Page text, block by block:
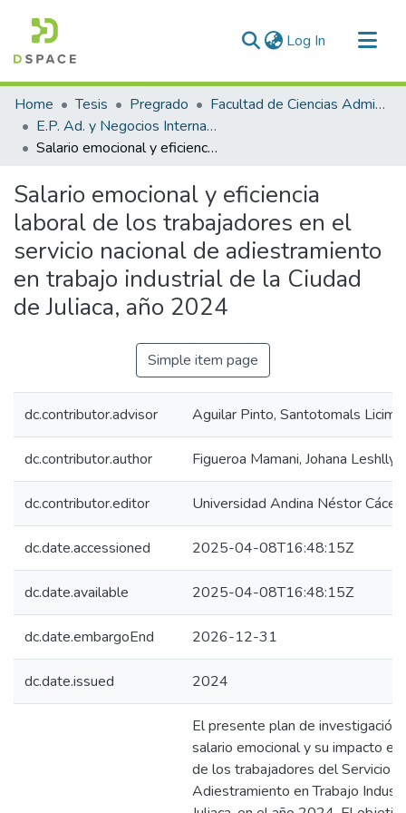
Log In (current)
Communities & Collections
All of DSpace
Statistics
Home Tesis Pregrado
Facultad de Ciencias Administrativas
E.P. Ad. y Negocios Internacionales
Salario emocional y eficiencia laboral de los trabajadores en el servicio nacional de adiestramiento en trabajo industrial de la Ciudad de Juliaca, año 2024
Salario emocional y eficiencia
laboral de los trabajadores en el
servicio nacional de adiestramiento
en trabajo industrial de la Ciudad
de Juliaca, año 2024
Simple item page
dc.contributor.advisor Aguilar Pinto, Santotomals
dc.contributor.author Figueroa Mamani, Johana Leshlly
dc.contributor.editor Universidad Andina Néstor
dc.date.accessioned 2025-04-08T16:48:15Z
dc.date.available 2025-04-08T16:48:15Z
dc.date.embargoEnd 2026-12-31
dc.date.issued 2024
El presente plan de
salario emocional y su impacto
de los trabajadores del Servicio
Adiestramiento en Trabajo